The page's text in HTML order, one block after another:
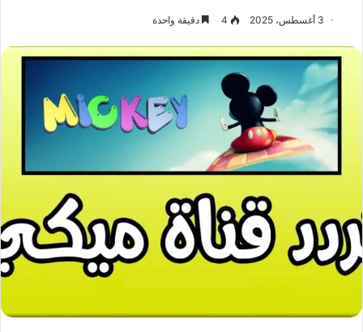
3 أغسطس، 2025 4 دقيقة واحدة